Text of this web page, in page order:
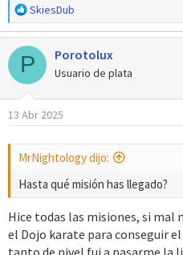
R
e
a
c
c
i
o
n
:
SkiesDub
P Porotolux
Usuario de plata
13 Abr 2025
MrNightology dijo:
Hasta qué misión has llegado?
Hice todas las misiones, si mal
el Dojo karate para conseguir
tanto de nivel fui a pasarme la